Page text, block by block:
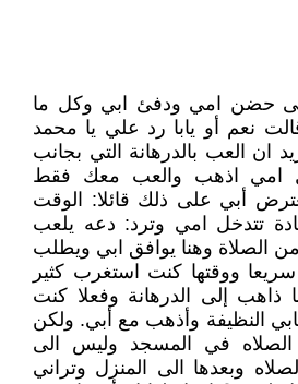
حضن امي ودفئ ابي وكل ما
نعم أو يابا رد علي يا محمد
ان العب بالدرهانة التي بجانب
امي اذهب والعب معك فقط
أبي على ذلك قائلا: الوقت
تتدخل امي وترد: دعه يلعب
الصلاة وهنا يوافق ابي ويطلب
ووقتها كنت استغرب كثير
إلى الدرهانة وفعلا كنت
النظيفة وأذهب مع أبي. ولكن
الصلاه في المسجد وليس الى
وبعدها الى المنزل وتراني